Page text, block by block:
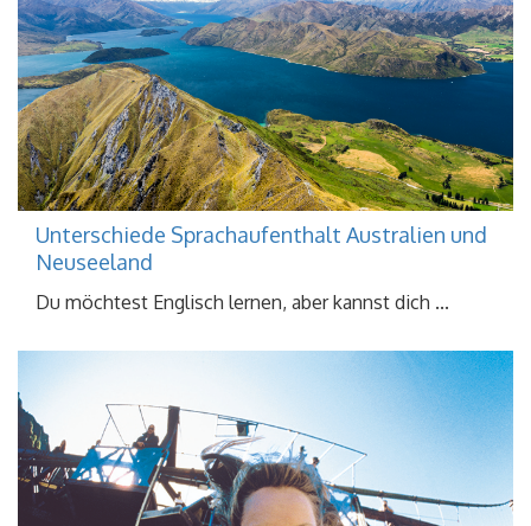
Unterschiede Sprachaufenthalt Australien und
Neuseeland
Du möchtest Englisch lernen, aber kannst dich ...